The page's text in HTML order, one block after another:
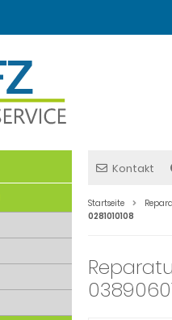
Kontakt
Startseite
0281010108